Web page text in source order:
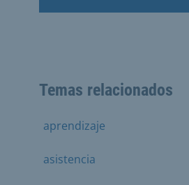
Temas relacionados
aprendizaje
asistencia